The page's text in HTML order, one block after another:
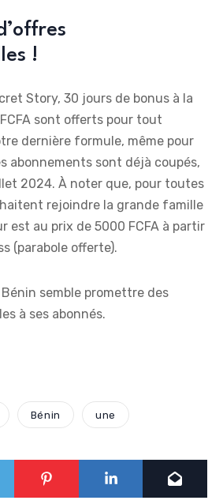
!
Story, 30 jours de bonus à la
sont offerts pour tout
dernière formule, même pour
abonnements sont déjà coupés,
2024. À noter que, pour toutes
rejoindre la grande famille
est au prix de 5000 FCFA à partir
(parabole offerte).
Bénin semble promettre des
à ses abonnés.
Bénin une